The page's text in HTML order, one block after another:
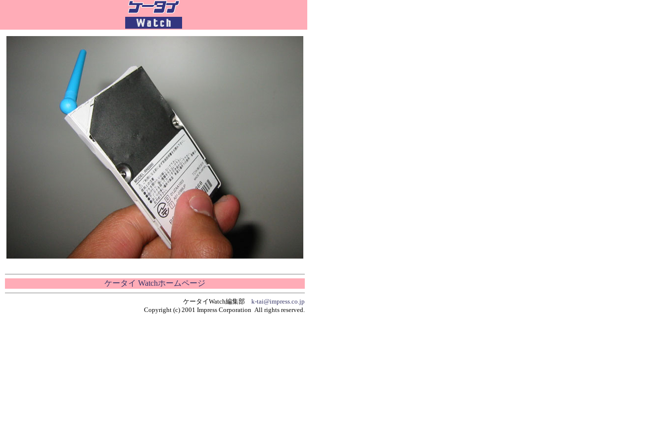
ケータイ Watchホームページ
ケータイWatch編集部 k-tai@impress.co.jp
Copyright (c) 2001 Impress Corporation All rights reserved.